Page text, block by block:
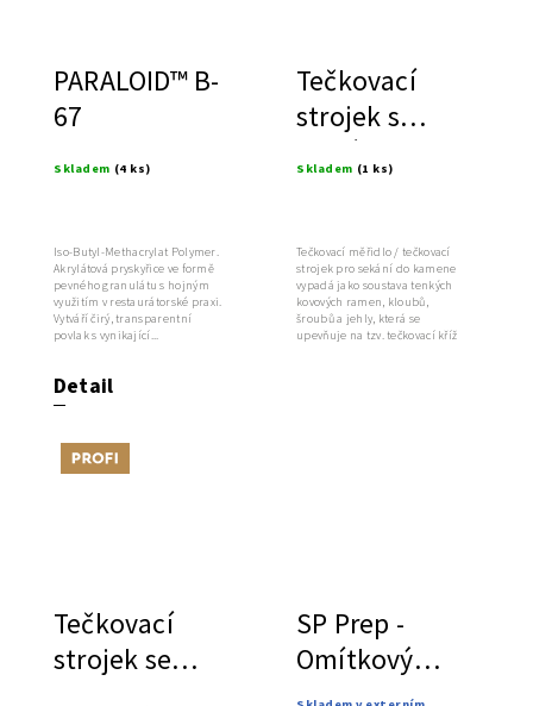
PARALOID™ B-
67
Skladem (4 ks)
Detail
Iso-Butyl-Methacrylat Polymer.
Akrylátová pryskyřice ve formě
pevného granulátu s hojným
využitím v restaurátorské praxi.
Vytváří čirý, transparentní
povlak s vynikající...
Tečkovací
strojek s
jedním
Skladem (1 ks)
Tečkovací měřidlo / tečkovací
strojek pro sekání do kamene
vypadá jako soustava tenkých
kovových ramen, kloubů,
šroubů a jehly, která se
upevňuje na tzv. tečkovací kříž
Tip
Tečkovací
strojek se
SP Prep -
Omítkový
podhoz podle